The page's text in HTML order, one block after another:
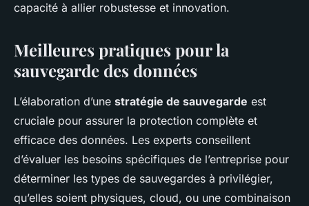
capacité à allier robustesse et innovation.
Meilleures pratiques pour la
sauvegarde des données
L’élaboration d’une stratégie de sauvegarde est
cruciale pour assurer la protection complète et
efficace des données. Les experts conseillent
d’évaluer les besoins spécifiques de l’entreprise pour
déterminer les types de sauvegardes à privilégier,
qu’elles soient physiques, cloud, ou une combinaison